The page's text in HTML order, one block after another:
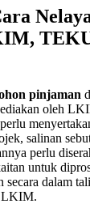
pinjaman
oleh
salinan
perlu
untuk
secara dalam
LKIM.